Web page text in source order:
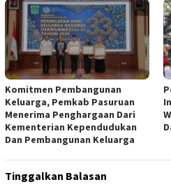
Komitmen Pembangunan
Keluarga, Pemkab Pasuruan
Menerima Penghargaan Dari
Kementerian Kependudukan
Dan Pembangunan Keluarga
Tinggalkan Balasan